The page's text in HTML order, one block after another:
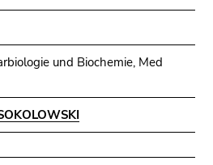
und Biochemie, Med